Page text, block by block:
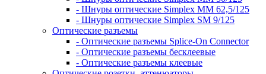
- Шнуры оптические Simplex MM 62,5/125
- Шнуры оптические Simplex SM 9/125
Оптические разъемы
- Оптические разъемы Splice-On Connector
- Оптические разъемы бесклеевые
- Оптические разъемы клеевые